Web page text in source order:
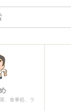
、食事処、ラ